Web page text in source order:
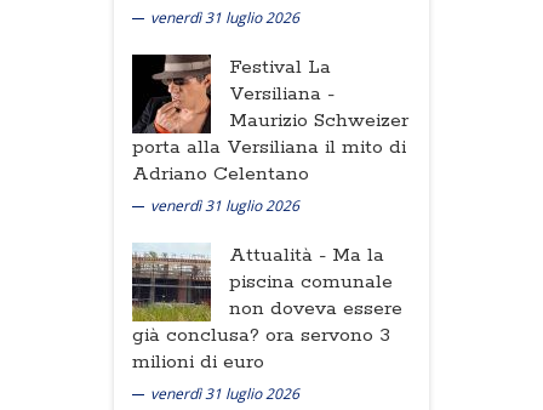
venerdì 31 luglio 2026
Festival La
Versiliana -
Maurizio Schweizer
porta alla Versiliana il mito di
Adriano Celentano
venerdì 31 luglio 2026
Attualità - Ma la
piscina comunale
non doveva essere
già conclusa? ora servono 3
milioni di euro
venerdì 31 luglio 2026